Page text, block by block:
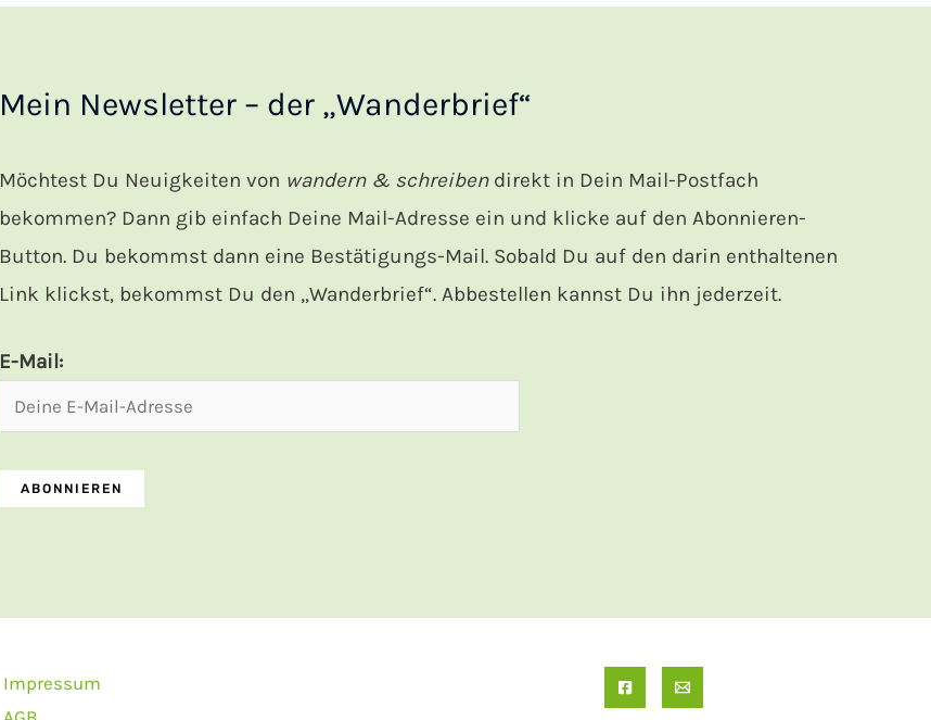
Mein Newsletter – der „Wanderbrief“
Möchtest Du Neuigkeiten von wandern & schreibendirekt in Dein Mail-Postfach
bekommen? Dann gib einfach Deine Mail-Adresse ein und klicke auf den Abonnieren-
Button. Du bekommst dann eine Bestätigungs-Mail. Sobald Du auf den darin enthaltenen
Link klickst, bekommst Du den „Wanderbrief“. Abbestellen kannst Du ihn jederzeit.
E-Mail:
Impressum